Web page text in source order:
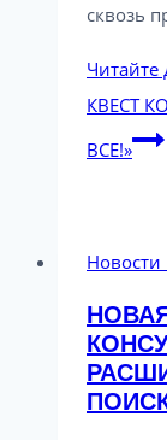
сквозь
Читайте
КВЕСТ
ВСЕ!»